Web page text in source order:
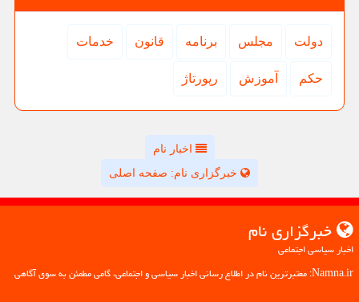
دولت مجلس برنامه قانون خدمات
حكم آموزش رپورتاژ
اخبار نام
خبرگزاری نام: صفحه اصلی
خبرگزاری نام
اخبار سیاسی اجتماعی
Namna.ir: معتبرترین نام در اطلاع رسانی اخبار سیاسی و اجتماعی، گامی مطمئن به سوی آگاهی